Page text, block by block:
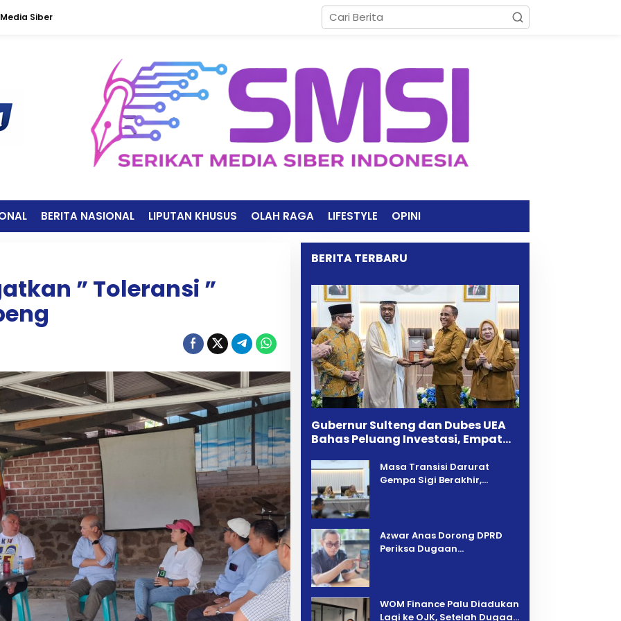
Siber
BERITA NASIONAL LIPUTAN KHUSUS OLAH RAGA LIFESTYLE OPINI
” Toleransi ”
BERITA TERBARU
Gubernur Sulteng dan Dubes UEA
Bahas Peluang Investasi, Empat
Masa Transisi Darurat
Gempa Sigi Berakhir,
Azwar Anas Dorong DPRD
Periksa Dugaan
‎WOM Finance Palu Diadukan
Lagi ke OJK, Setelah Dugaan